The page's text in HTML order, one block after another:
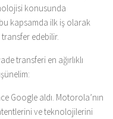
konusunda
kapsamda ilk iş olarak
edebilir.
transferi en ağırlıklı
Google aldı. Motorola’nın
ve teknolojilerini